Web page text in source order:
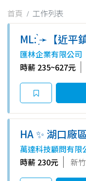
首頁
工作列表
ML: ̗̀➛【近平
萬】ღ可周領
費供餐☀️ღ簡
匯林企業有限公司
時薪 235~627元
HA ✨ 湖口廠
轉正 ✔免費供
萬達科技顧問有限
時薪 230元
新